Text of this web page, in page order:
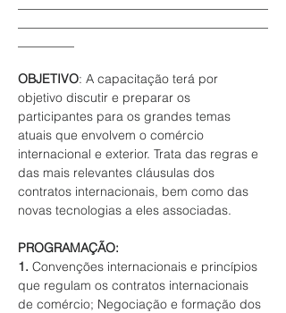
OBJETIVO: A capacitação terá por
objetivo discutir e preparar os
participantes para os grandes temas
atuais que envolvem o comércio
internacional e exterior. Trata das regras e
das mais relevantes cláusulas dos
contratos internacionais, bem como das
novas tecnologias a eles associadas.
PROGRAMAÇÃO:
1. Convenções internacionais e princípios
que regulam os contratos internacionais
de comércio; Negociação e formação dos